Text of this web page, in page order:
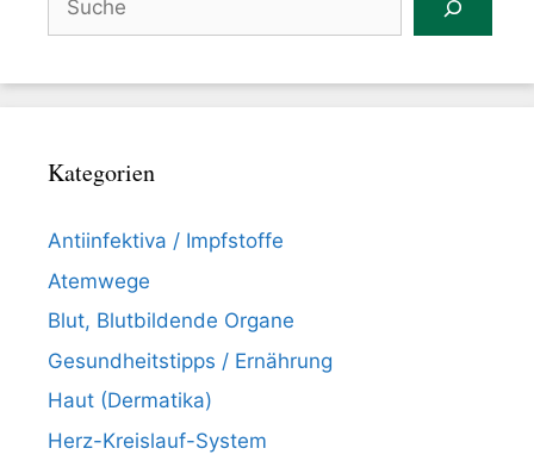
Kategorien
Antiinfektiva / Impfstoffe
Atemwege
Blut, Blutbildende Organe
Gesundheitstipps / Ernährung
Haut (Dermatika)
Herz-Kreislauf-System